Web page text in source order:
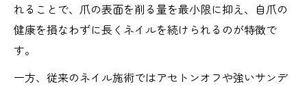
れることで、爪の表面を削る量を最小限に抑え、自爪の
健康を損なわずに長くネイルを続けられるのが特徴で
す。
一方、従来のネイル施術ではアセトンオフや強いサンデ